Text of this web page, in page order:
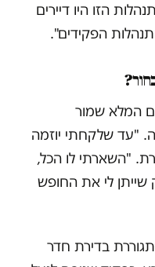
הזו היו דיירים
הפקידים".
המלא שמור
"עד שלקחתי יוזמה
"השארתי לו הכל,
לי את החופש
בדירת חדר